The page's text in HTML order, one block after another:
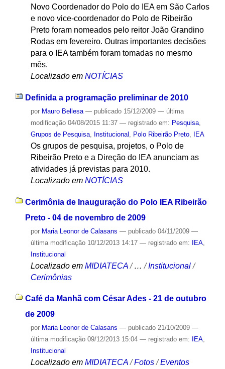
Novo Coordenador do Polo do IEA em São Carlos
e novo vice-coordenador do Polo de Ribeirão
Preto foram nomeados pelo reitor João Grandino
Rodas em fevereiro. Outras importantes decisões
para o IEA também foram tomadas no mesmo
mês.
Localizado em NOTÍCIAS
Definida a programação preliminar de 2010
por Mauro Bellesa — publicado15/12/2009 — última
modificação04/08/2015 11:37 — registrado em: Pesquisa,
Grupos de Pesquisa, Institucional , Polo Ribeirão Preto, IEA
Os grupos de pesquisa, projetos, o Polo de
Ribeirão Preto e a Direção do IEA anunciam as
atividades já previstas para 2010.
Localizado em NOTÍCIAS
Cerimônia de Inauguração do Polo IEA Ribeirão
Preto - 04 de novembro de 2009
por Maria Leonor de Calasans — publicado04/11/2009 —
última modificação10/12/2013 14:17 — registrado em: IEA,
Institucional
Localizado em MIDIATECA /…/Institucional /
Cerimônias
Café da Manhã com César Ades - 21 de outubro
de 2009
por Maria Leonor de Calasans — publicado21/10/2009 —
última modificação09/12/2013 15:04 — registrado em: IEA,
Institucional
Localizado em MIDIATECA /Fotos /Eventos